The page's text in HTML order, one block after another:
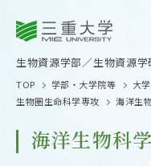
生物資源学部 生物資源学
TOP 学部・大学院等
大
生物圏生命科学専攻
海洋生
海洋生物科